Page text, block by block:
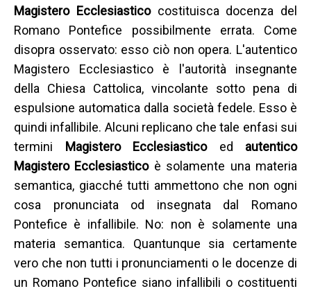
Magistero Ecclesiastico costituisca docenza del
Romano Pontefice possibilmente errata. Come
disopra osservato: esso ciò non opera. L'autentico
Magistero Ecclesiastico è l'autorità insegnante
della Chiesa Cattolica, vincolante sotto pena di
espulsione automatica dalla società fedele. Esso è
quindi infallibile. Alcuni replicano che tale enfasi sui
termini
Magistero Ecclesiastico ed autentico
Magistero Ecclesiasticoè solamente una materia
semantica, giacché tutti ammettono che non ogni
cosa pronunciata od insegnata dal Romano
Pontefice è infallibile. No: non è solamente una
materia semantica. Quantunque sia certamente
vero che non tutti i pronunciamenti o le docenze di
un Romano Pontefice siano infallibili o costituenti